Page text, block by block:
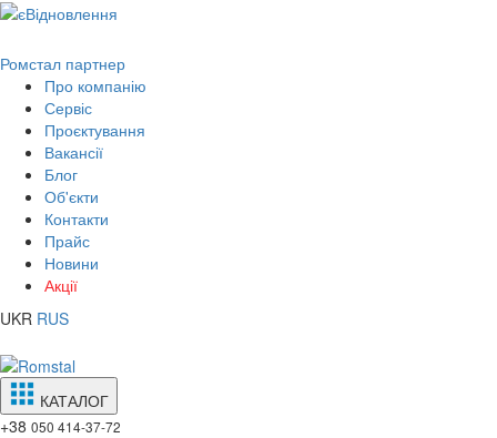
Ромстал партнер
Про компанію
Сервіс
Проєктування
Вакансії
Блог
Об'єкти
Контакти
Прайс
Новини
Акції
UKR RUS
КАТАЛОГ
+38 050 414-37-72